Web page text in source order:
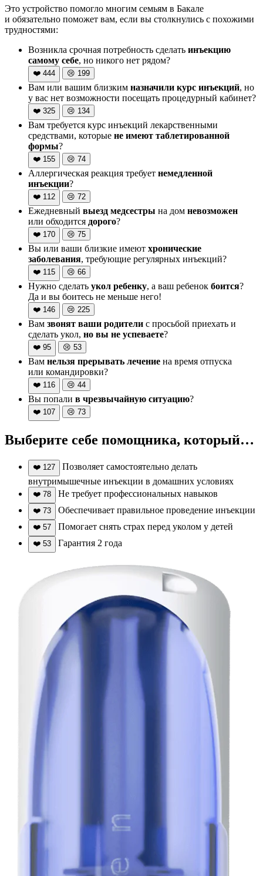
Это устройство помогло многим семьям в Бакале
и обязательно поможет вам, если вы столкнулись с похожими
трудностями:
Возникла срочная потребность сделать инъекцию
самому себе, но никого нет рядом?
❤️ 444 😢 199
Вам или вашим близким назначили курс инъекций, но
у вас нет возможности посещать процедурный кабинет?
❤️ 325 😢 134
Вам требуется курс инъекций лекарственными
средствами, которые не имеют таблетированной
формы?
❤️ 155 😢 74
Аллергическая реакция требует немедленной
инъекции?
❤️ 112 😢 72
Ежедневный выезд медсестры на дом невозможен
или обходится дорого?
❤️ 170 😢 75
Вы или ваши близкие имеют хронические
заболевания, требующие регулярных инъекций?
❤️ 115 😢 66
Нужно сделать укол ребенку, а ваш ребенок боится?
Да и вы боитесь не меньше него!
❤️ 146 😢 225
Вам звонят ваши родители с просьбой приехать и
сделать укол, но вы не успеваете?
❤️ 95 😢 53
Вам нельзя прерывать лечение на время отпуска
или командировки?
❤️ 116 😢 44
Вы попали в чрезвычайную ситуацию?
❤️ 107 😢 73
Выберите себе помощника, который…
❤️ 127
Позволяет самостоятельно делать
внутримышечные инъекции в домашних условиях
❤️ 78 Не требует профессиональных навыков
❤️ 73 Обеспечивает правильное проведение инъекции
❤️ 57 Помогает снять страх перед уколом у детей
❤️ 53 Гарантия 2 года